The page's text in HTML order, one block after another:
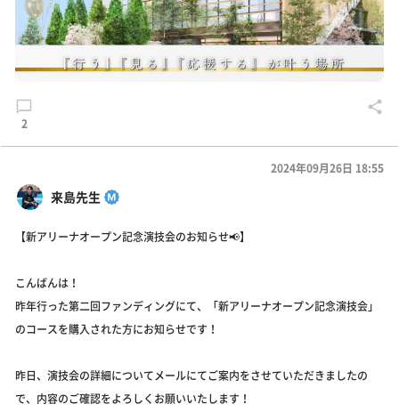
2
来島先生
2024年09月26日 18:55
【新アリーナオープン記念演技会のお知らせ📢】
こんばんは！
昨年行った第二回ファンディングにて、「新アリーナオープン記念演技会」
のコースを購入された方にお知らせです！
昨日、演技会の詳細についてメールにてご案内をさせていただきましたの
で、内容のご確認をよろしくお願いいたします！